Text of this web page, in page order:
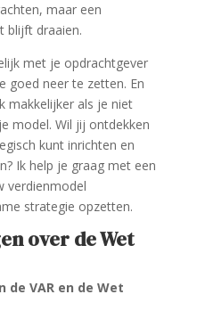
maar een
blijft draaien.
met je opdrachtgever
goed neer te zetten. En
makkelijker als je niet
model. Wil jij ontdekken
kunt inrichten en
Ik help je graag met een
verdienmodel
strategie opzetten.
over de Wet
VAR en de Wet